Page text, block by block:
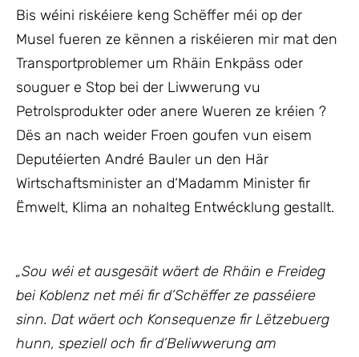
Bis wéini riskéiere keng Schëffer méi op der
Musel fueren ze kënnen a riskéieren mir mat den
Transportproblemer um Rhäin Enkpäss oder
souguer e Stop bei der Liwwerung vu
Petrolsprodukter oder anere Wueren ze kréien ?
Dës an nach weider Froen goufen vun eisem
Deputéierten André Bauler un den Här
Wirtschaftsminister an d‘Madamm Minister fir
Ëmwelt, Klima an nohalteg Entwécklung gestallt.
„Sou wéi et ausgesäit wäert de Rhäin e Freideg
bei Koblenz net méi fir d’Schëffer ze passéiere
sinn. Dat wäert och Konsequenze fir Lëtzebuerg
hunn, speziell och fir d’Beliwwerung am